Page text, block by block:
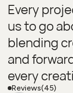
Every
us to go
blending
and
every
Reviews(45)